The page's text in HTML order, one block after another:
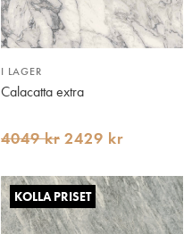
I LAGER
Calacatta extra
4049 kr 2429 kr
KOLLA PRISET